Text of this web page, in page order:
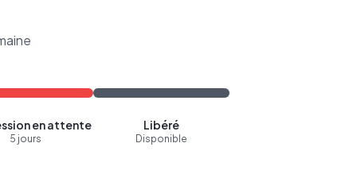
en attente
5 jours
Libéré
Disponible